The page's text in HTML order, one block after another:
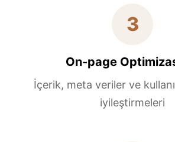
3
On-page
İçerik, meta veriler ve
iyileştirmeleri